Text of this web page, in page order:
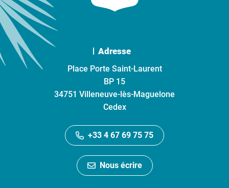
Adresse
Place Porte Saint-Laurent
BP 15
34751 Villeneuve-lès-Maguelone
Cedex
+33 4 67 69 75 75
Nous écrire